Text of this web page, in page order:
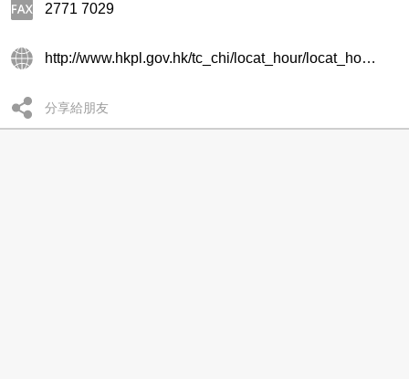
2771 7029
http://www.hkpl.gov.hk/tc_chi/locat_hour/locat_hour_ll/locat_hour_ll_kr/library_65.html
分享給朋友